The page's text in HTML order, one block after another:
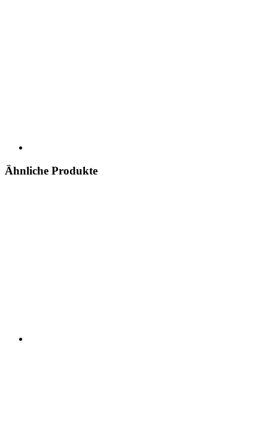
Ähnliche Produkte